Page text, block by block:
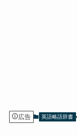
広告 英語略語辞書